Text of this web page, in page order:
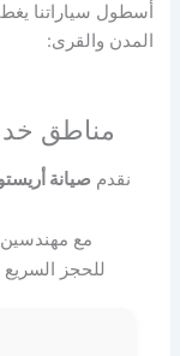
أسطول سياراتنا
المدن والقرى:
مناطق
نقدم صيانة
مع
للحجز